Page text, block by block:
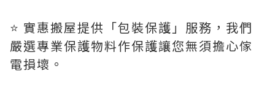
⭐️ 實惠搬屋提供「包裝保護」服務，我們
嚴選專業保護物料作保護讓您無須擔心傢
電損壞。